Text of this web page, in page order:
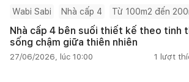
Wabi Sabi Nhà cấp 4 Từ 100m2 đến
Nhà cấp 4 bên suối thiết kế theo tinh
sống chậm giữa thiên nhiên
27/06/2026, lúc 10:00 1 lượt